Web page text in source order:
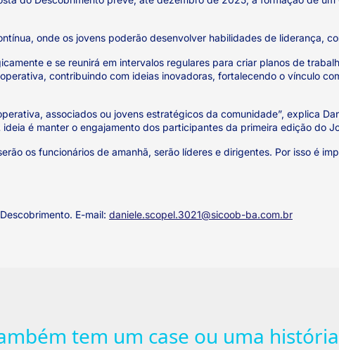
onde os jovens poderão desenvolver habilidades de liderança,
e se reunirá em intervalos regulares para criar planos de
contribuindo com ideias inovadoras, fortalecendo o vínculo
associados ou jovens estratégicos da comunidade”, explica
é manter o engajamento dos participantes da primeira edição do
os funcionários de amanhã, serão líderes e dirigentes. Por isso é
E-mail: daniele.scopel.3021@sicoob-ba.com.br
tem um case ou uma